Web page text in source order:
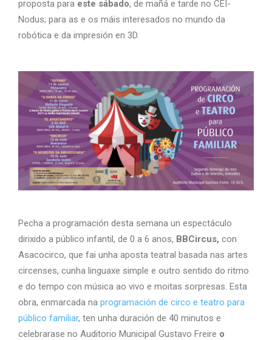
proposta para este sábado, de mañá e tarde no CEI-
Nodus; para as e os máis interesados no mundo da
robótica e da impresión en 3D.
Pecha a programación desta semana un espectáculo
dirixido a público infantil, de 0 a 6 anos, BBCircus, con
Asacocirco, que fai unha aposta teatral basada nas artes
circenses, cunha linguaxe simple e outro sentido do ritmo
e do tempo con música ao vivo e moitas sorpresas. Esta
obra, enmarcada na programación de circo e teatro para
público familiar, ten unha duración de 40 minutos e
celebrarase no Auditorio Municipal Gustavo Freire o